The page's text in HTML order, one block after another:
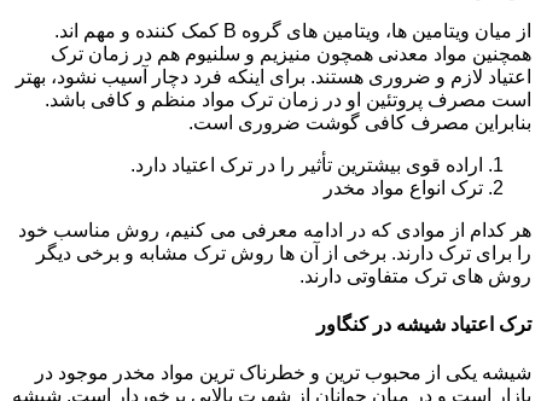
از میان ویتامین ها، ویتامین های گروه B کمک کننده و مهم اند.
همچنین مواد معدنی همچون منیزیم و سلنیوم هم در زمان ترک
اعتیاد لازم و ضروری هستند. برای اینکه فرد دچار آسیب نشود، بهتر
است مصرف پروتئین او در زمان ترک مواد منظم و کافی باشد.
بنابراین مصرف کافی گوشت ضروری است.
اراده قوی بیشترین تأثیر را در ترک اعتیاد دارد.
ترک انواع مواد مخدر
هر کدام از موادی که در ادامه معرفی می کنیم، روش مناسب خود
را برای ترک دارند. برخی از آن ها روش ترک مشابه و برخی دیگر
روش های ترک متفاوتی دارند.
ترک اعتیاد شیشه در کنگاور
شیشه یکی از محبوب ترین و خطرناک ترین مواد مخدر موجود در
بازار است و در میان جوانان از شهرت بالایی برخوردار است. شیشه